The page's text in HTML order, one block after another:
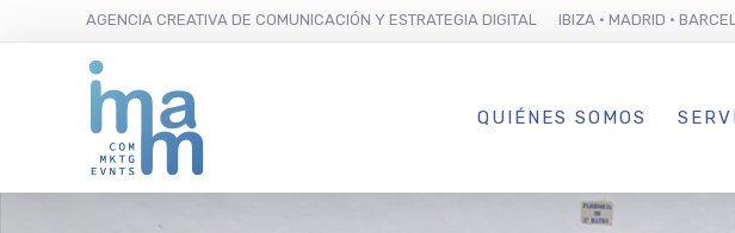
AGENCIA CREATIVA DE COMUNICACIÓN Y ESTRATEGIA DIGITAL IBIZA · MADRID ·
QUIÉNES SOMOS